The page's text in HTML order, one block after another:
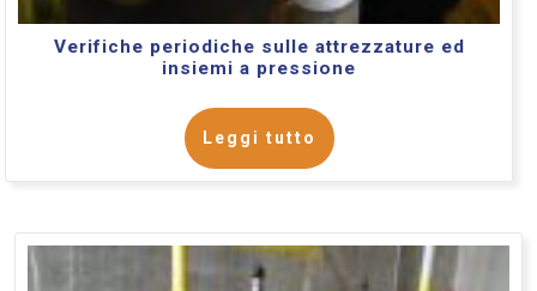
Verifiche periodiche sulle attrezzature ed
insiemi a pressione
Leggi tutto